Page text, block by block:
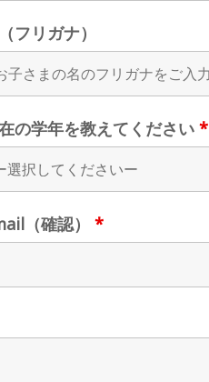
フリガナ）
の学年を教えてください*
（確認）*